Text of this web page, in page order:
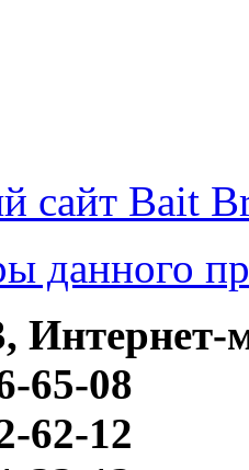
сайт Bait
данного
65-08
62-12